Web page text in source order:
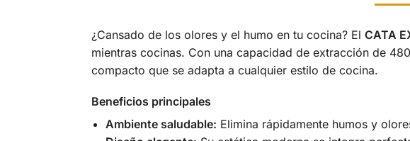
¿Cansado de los olores y el humo en tu cocina? El CATA
mientras cocinas. Con una capacidad de extracción de
compacto que se adapta a cualquier estilo de cocina.
Beneficios principales
Ambiente saludable: Elimina rápidamente humos y